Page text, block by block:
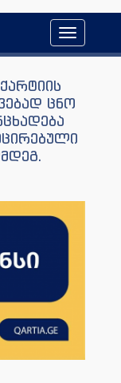
Toggle
navigation
ცნო